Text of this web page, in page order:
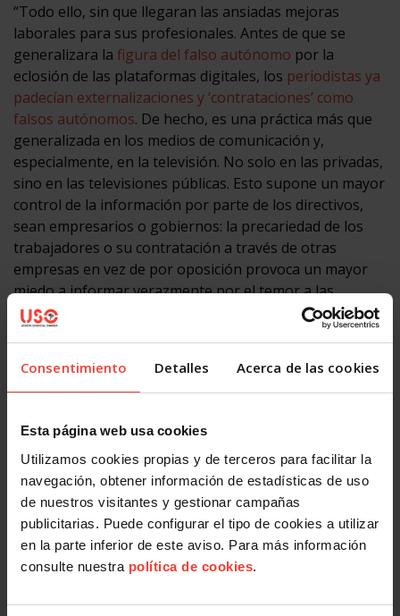
Consentimiento Detalles Acerca de las cookies
Esta página web usa cookies
Utilizamos cookies propias y de terceros para facilitar la
navegación, obtener información de estadísticas de uso
de nuestros visitantes y gestionar campañas
publicitarias. Puede configurar el tipo de cookies a utilizar
en la parte inferior de este aviso. Para más información
consulte nuestra política de cookies.
“Todo ello, sin que llegaran las ansiadas mejoras
laborales para sus profesionales. Antes de que se
generalizara la figura del falso autónomo por la
eclosión de las plataformas digitales, los periodistas ya
padecían externalizaciones y ‘contrataciones’ como
falsos autónomos. De hecho, es una práctica más que
generalizada en los medios de comunicación y,
especialmente, en la televisión. No solo en las privadas,
sino en las televisiones públicas. Esto supone un mayor
control de la información por parte de los directivos,
sean empresarios o gobiernos: la precariedad de los
trabajadores o su contratación a través de otras
empresas en vez de por oposición provoca un mayor
miedo a informar verazmente por el temor a las
represalias y despidos”,